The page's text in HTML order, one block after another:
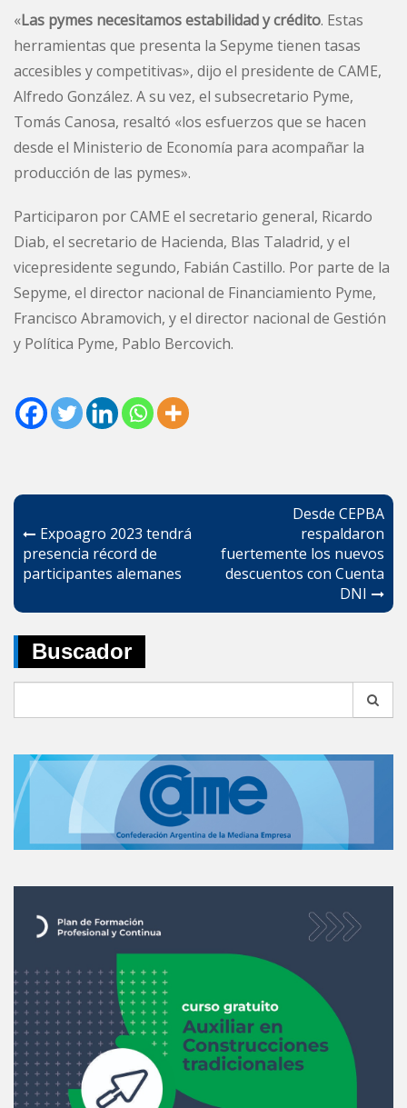
«Las pymes necesitamos estabilidad y crédito. Estas
herramientas que presenta la Sepyme tienen tasas
accesibles y competitivas», dijo el presidente de CAME,
Alfredo González. A su vez, el subsecretario Pyme,
Tomás Canosa, resaltó «los esfuerzos que se hacen
desde el Ministerio de Economía para acompañar la
producción de las pymes».
Participaron por CAME el secretario general, Ricardo
Diab, el secretario de Hacienda, Blas Taladrid, y el
vicepresidente segundo, Fabián Castillo. Por parte de la
Sepyme, el director nacional de Financiamiento Pyme,
Francisco Abramovich, y el director nacional de Gestión
y Política Pyme, Pablo Bercovich.
Navegación
de
entradas
Expoagro 2023 tendrá
presencia récord de
participantes alemanes
Desde CEPBA
respaldaron
fuertemente los nuevos
descuentos con Cuenta
DNI
Buscador